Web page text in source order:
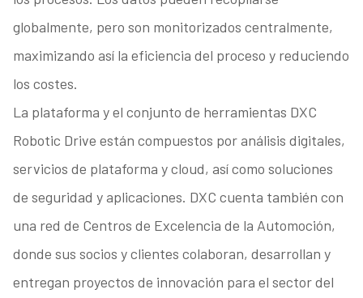
globalmente, pero son monitorizados centralmente,
maximizando así la eficiencia del proceso y reduciendo
los costes.
La plataforma y el conjunto de herramientas DXC
Robotic Drive están compuestos por análisis digitales,
servicios de plataforma y cloud, así como soluciones
de seguridad y aplicaciones. DXC cuenta también con
una red de Centros de Excelencia de la Automoción,
donde sus socios y clientes colaboran, desarrollan y
entregan proyectos de innovación para el sector del